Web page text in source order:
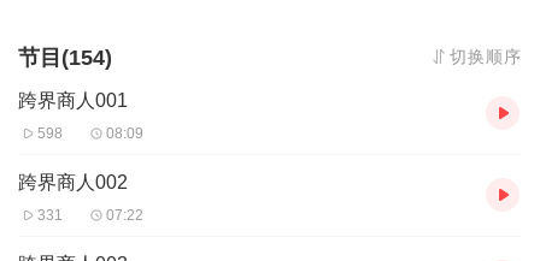
节目(154) 切换顺序
跨界商人001
598 08:09
跨界商人002
331 07:22